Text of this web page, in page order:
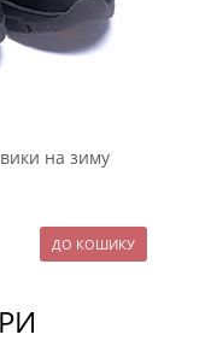
на зиму